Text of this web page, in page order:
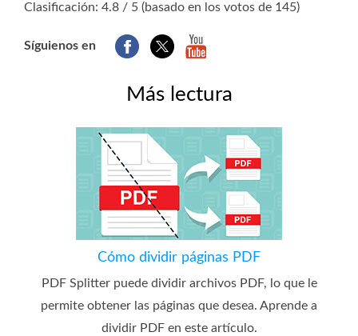
Clasificación: 4.8 / 5 (basado en los votos de 145)
Síguienos en
Más lectura
Cómo dividir páginas PDF
PDF Splitter puede dividir archivos PDF, lo que le
permite obtener las páginas que desea. Aprende a
dividir PDF en este artículo.